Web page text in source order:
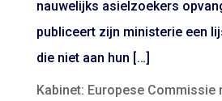
nauwelijks asielzoekers
publiceert zijn ministerie een
die niet aan hun […]
Kabinet: Europese Commissie